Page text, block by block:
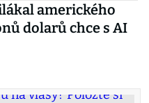
amerického
dolarů chce s AI